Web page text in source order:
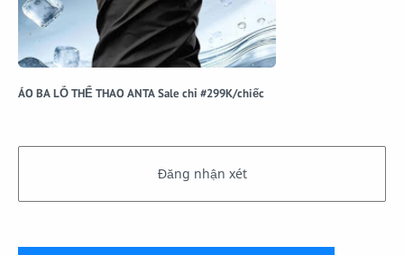
ÁO BA LỖ THỂ THAO ANTA Sale chỉ #299K/chiếc